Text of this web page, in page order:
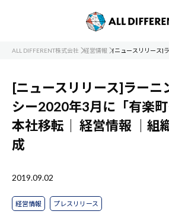
ALL DIFFERENT株式会社 経営情報 [ニュースリリース]
[ニュースリリース]ラーニ
シー2020年3月に「有楽
本社移転｜ 経営情報
｜
成
2019.09.02
経営情報 プレスリリース